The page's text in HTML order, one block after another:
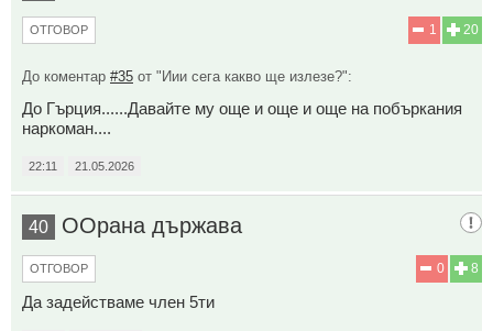
20
1
ОТГОВОР
До коментар #35 от "Иии сега какво ще излезе?":
До Гърция......Давайте му още и още и още на побъркания
наркоман....
22:11 21.05.2026
40 ООрана държава
8
0
ОТГОВОР
Да задействаме член 5ти